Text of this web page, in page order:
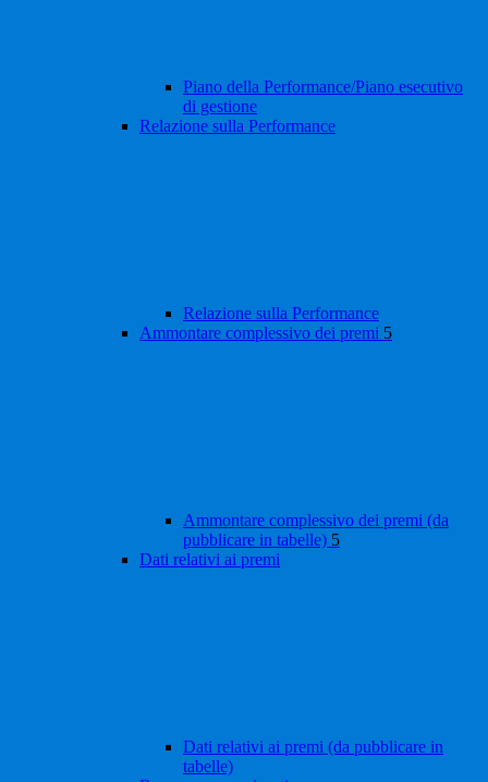
Piano della Performance/Piano esecutivo
di gestione
Relazione sulla Performance
Relazione sulla Performance
Ammontare complessivo dei premi 5
Ammontare complessivo dei premi (da
pubblicare in tabelle) 5
Dati relativi ai premi
Dati relativi ai premi (da pubblicare in
tabelle)